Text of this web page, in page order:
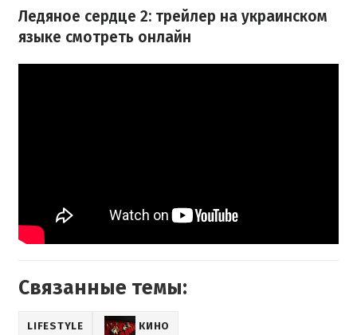
Ледяное сердце 2: трейлер на украинском
языке смотреть онлайн
Связанные темы:
LIFESTYLE КИНО